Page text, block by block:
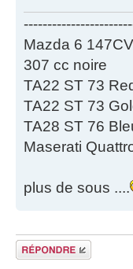
Mazda 6
307 cc noire
TA22 ST 73
TA22 ST 73
TA28 ST 76
Maserati
plus de sous ....
Écrire un
commentaire